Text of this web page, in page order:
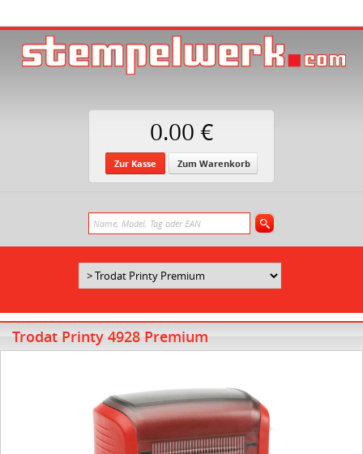
0.00 €
Zur Kasse Zum Warenkorb
Trodat Printy 4928 Premium